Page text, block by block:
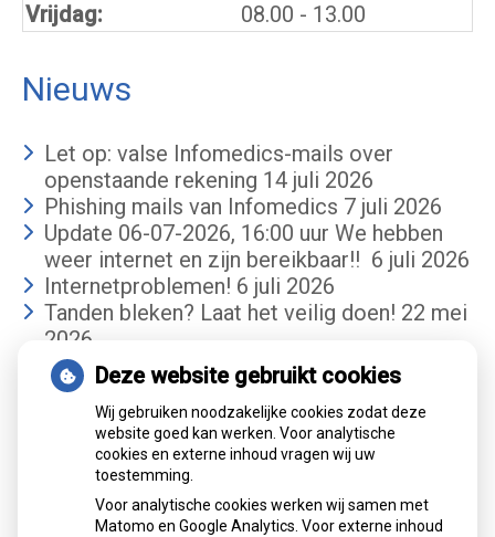
Vrijdag:
08.00 - 13.00
Nieuws
Let op: valse Infomedics-mails over
openstaande rekening 14 juli 2026
Phishing mails van Infomedics 7 juli 2026
Update 06-07-2026, 16:00 uur We hebben
weer internet en zijn bereikbaar!! 6 juli 2026
Internetproblemen! 6 juli 2026
Tanden bleken? Laat het veilig doen! 22 mei
2026
Gemiddelde cijfer
Deze website gebruikt cookies
Wij gebruiken noodzakelijke cookies zodat deze
website goed kan werken. Voor analytische
cookies en externe inhoud vragen wij uw
toestemming.
Voor analytische cookies werken wij samen met
Matomo en Google Analytics. Voor externe inhoud